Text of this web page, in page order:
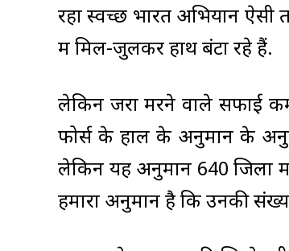
रहा स्वच्छ भारत अभियान
में मिल-जुलकर हाथ बंटा रहे हैं.
लेकिन जरा मरने वाले सफाई
फोर्स के हाल के अनुमान के
लेकिन यह अनुमान 640 जिलों
हमारा अनुमान है कि उनकी